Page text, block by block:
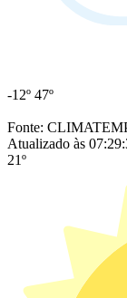
-12º 47º
Fonte:
Atualizado às
21º